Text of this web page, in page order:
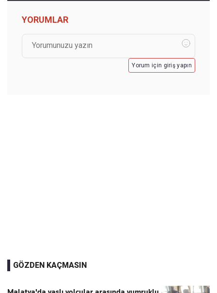
YORUMLAR
Yorum için giriş yapın
GÖZDEN KAÇMASIN